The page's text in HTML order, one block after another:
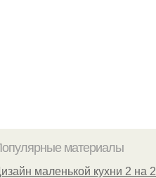
материалы
маленькой кухни 2 на 2